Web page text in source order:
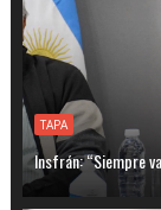
TAPA
Insfrán: “Siempre